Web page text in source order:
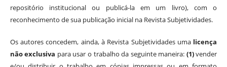
repositório institucional ou publicá-la em um livro), com o
reconhecimento de sua publicação inicial na Revista Subjetividades.
Os autores concedem, ainda, à Revista Subjetividades uma licença
não exclusiva para usar o trabalho da seguinte maneira: (1)vender